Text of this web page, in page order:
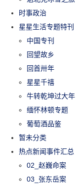
时事政治
星星生活专题特刊
中国专刊
回望故乡
回首卅年
星星千禧
牛转乾坤过大年
缅怀林顿专题
葡萄酒品鉴
暂未分类
热点新闻事件汇总
02_赵巍命案
03_张东岳案